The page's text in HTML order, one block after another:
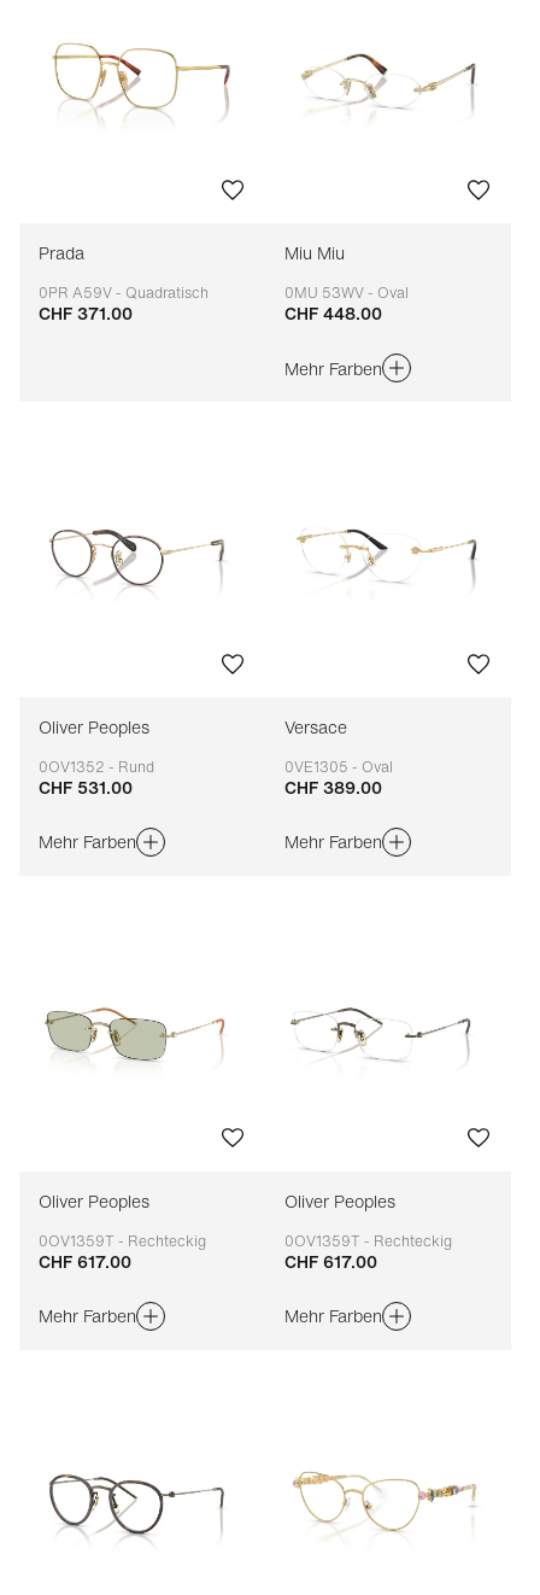
Prada
0PR A59V - Quadratisch
Anpassbar
CHF 371.00
Miu Miu
0MU 53WV - Oval
Anpassbar
CHF 448.00
Mehr Farben
Oliver Peoples
0OV1352 - Rund
Anpassbar
CHF 531.00
Mehr Farben
Versace
0VE1305 - Oval
Anpassbar
CHF 389.00
Mehr Farben
Oliver Peoples
0OV1359T - Rechteckig
Anpassbar
CHF 617.00
Mehr Farben
Oliver Peoples
0OV1359T - Rechteckig
Anpassbar
CHF 617.00
Mehr Farben